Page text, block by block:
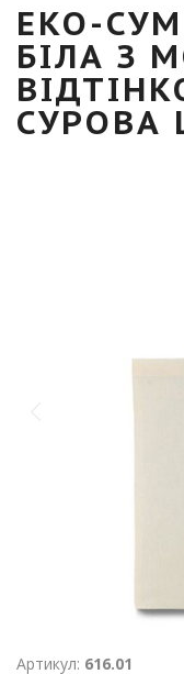
ЕКО-
БІЛА З
СУРОВА
Артикул: 616.01